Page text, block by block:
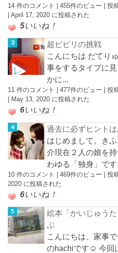
14 件のコメント |455件のビュー |投
|April 17, 2020 に投稿された
5いいね！
超ビビリの挑戦
こんにちは だてり
事をするタイプに
かに...
11 件のコメント |477件のビュー |投
May 13, 2020 に投稿された
6いいね！
過去に必ずヒント
はじめまして。き
介現在２人の娘を
わゆる「独身」です
10 件のコメント |469件のビュー |投
2020 に投稿された
6いいね！
絵本「かいじゅう
ぶ
こんにちは、家事
のhachiです☺︎ 今回